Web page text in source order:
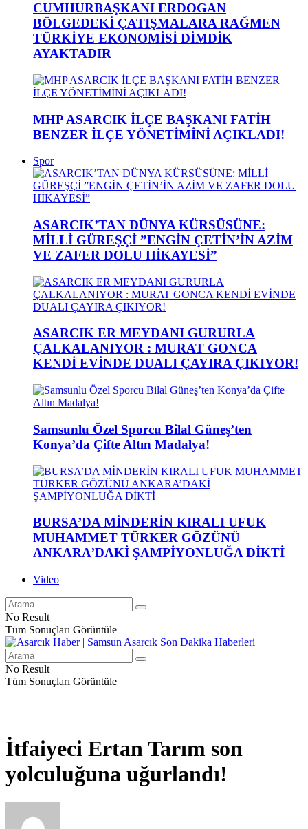
CUMHURBAŞKANI ERDOGAN
BÖLGEDEKİ ÇATIŞMALARA RAĞMEN
TÜRKİYE EKONOMİSİ DİMDİK
AYAKTADIR
MHP ASARCIK İLÇE BAŞKANI FATİH
BENZER İLÇE YÖNETİMİNİ AÇIKLADI!
Spor
ASARCIK’TAN DÜNYA KÜRSÜSÜNE:
MİLLİ GÜREŞÇİ ”ENGİN ÇETİN’İN AZİM
VE ZAFER DOLU HİKAYESİ”
ASARCIK ER MEYDANI GURURLA
ÇALKALANIYOR : MURAT GONCA
KENDİ EVİNDE DUALI ÇAYIRA ÇIKIYOR!
Samsunlu Özel Sporcu Bilal Güneş’ten
Konya’da Çifte Altın Madalya!
BURSA’DA MİNDERİN KIRALI UFUK
MUHAMMET TÜRKER GÖZÜNÜ
ANKARA’DAKİ ŞAMPİYONLUĞA DİKTİ
Video
No Result
Tüm Sonuçları Görüntüle
No Result
Tüm Sonuçları Görüntüle
İtfaiyeci Ertan Tarım son
yolculuğuna uğurlandı!